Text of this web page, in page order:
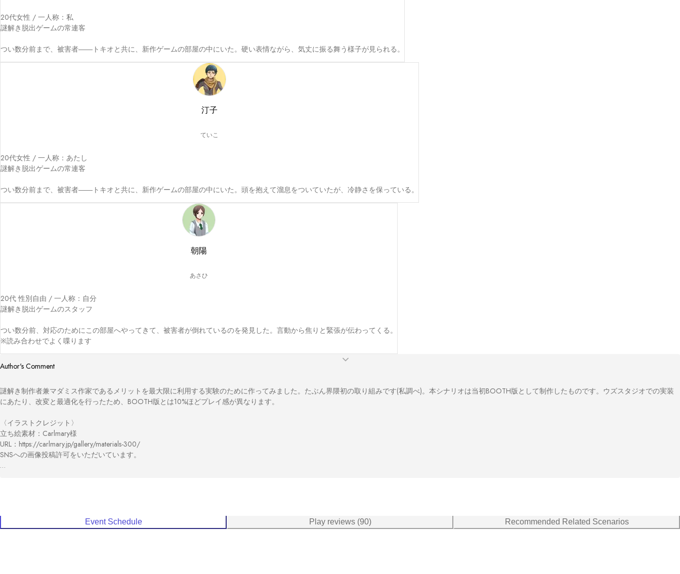
20代女性 / 一人称：私
謎解き脱出ゲームの常連客
つい数分前まで、被害者――トキオと共に、新作ゲームの部屋の中にいた。硬い表情ながら、気丈に振る舞う様子が見られる。
汀子
ていこ
20代女性 / 一人称：あたし
謎解き脱出ゲームの常連客
つい数分前まで、被害者――トキオと共に、新作ゲームの部屋の中にいた。頭を抱えて溜息をついていたが、冷静さを保っている。
朝陽
あさひ
20代 性別自由 / 一人称：自分
謎解き脱出ゲームのスタッフ
つい数分前、対応のためにこの部屋へやってきて、被害者が倒れているのを発見した。言動から焦りと緊張が伝わってくる。
※読み合わせでよく喋ります
Author's Comment
謎解き制作者兼マダミス作家であるメリットを最大限に利用する実験のために作ってみました。たぶん界隈初の取り組みです(私調べ)。本シナリオは当初BOOTH版として制作したものです。ウズスタジオでの実装
にあたり、改変と最適化を行ったため、BOOTH版とは10%ほどプレイ感が異なります。
〈イラストクレジット〉
立ち絵素材：Carlmary様
URL：https://carlmary.jp/gallery/materials-300/
SNSへの画像投稿許可をいただいています。
Event Schedule Play reviews (90) Recommended Related Scenarios